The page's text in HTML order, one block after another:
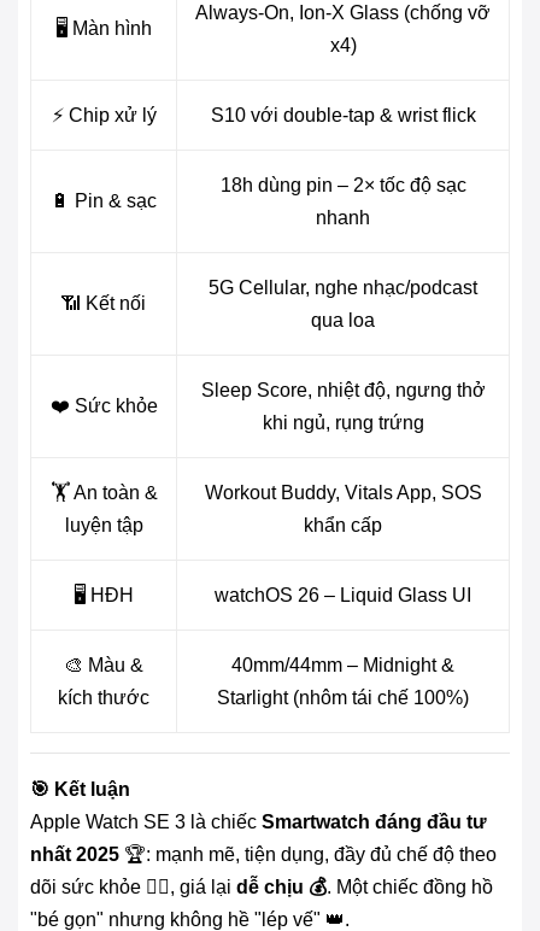
🖥️ Màn hình
Always-On, Ion-X Glass (chống vỡ
x4)
⚡ Chip xử lý S10 với double-tap & wrist flick
🔋 Pin & sạc
18h dùng pin – 2× tốc độ sạc
nhanh
📶 Kết nối
5G Cellular, nghe nhạc/podcast
qua loa
❤️ Sức khỏe
Sleep Score, nhiệt độ, ngưng thở
khi ngủ, rụng trứng
🏋️ An toàn &
luyện tập
Workout Buddy, Vitals App, SOS
khẩn cấp
🖥️ HĐH watchOS 26 – Liquid Glass UI
🎨 Màu &
kích thước
40mm/44mm – Midnight &
Starlight (nhôm tái chế 100%)
🎯 Kết luận
Apple Watch SE 3 là chiếc Smartwatch đáng đầu tư
nhất 2025 🏆: mạnh mẽ, tiện dụng, đầy đủ chế độ theo
dõi sức khỏe 🧘‍♀️, giá lại dễ chịu 💰. Một chiếc đồng hồ
"bé gọn" nhưng không hề "lép vế" 👑.